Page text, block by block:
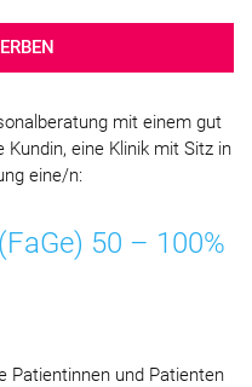
mit einem gut
eine Klinik mit Sitz in
eine/n:
50 – 100%
Patientinnen und Patienten